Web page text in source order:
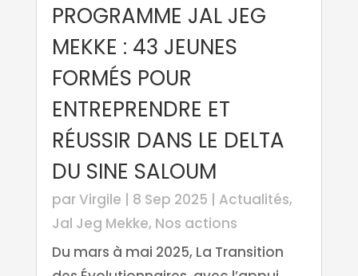
PROGRAMME JAL JEG
MEKKE : 43 JEUNES
FORMÉS POUR
ENTREPRENDRE ET
RÉUSSIR DANS LE DELTA
DU SINE SALOUM
parVirgile | 8 Sep 2025 | Actualités,
Jal Jeg Mekke, Nos actions
Du mars à mai 2025, La Transition